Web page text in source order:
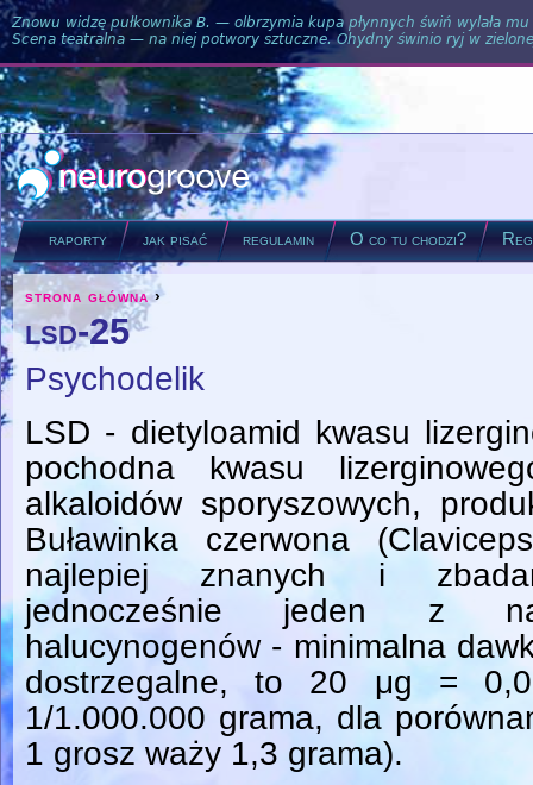
Znowu widzę pułkownika B. — olbrzymia kupa płynnych świń wylała
Scena teatralna — na niej potwory sztuczne. Ohydny świnio ryj w
raporty jak pisać regulamin O co tu chodzi?
you are here
strona główna›
lsd-25
Psychodelik
LSD - dietyloamid kwasu
pochodna kwasu
alkaloidów sporyszowych,
Buławinka czerwona
najlepiej znanych i
jednocześnie jeden z
halucynogenów - minimalna
dostrzegalne, to 20 μg =
1/1.000.000 grama, dla
1 grosz waży 1,3 grama).